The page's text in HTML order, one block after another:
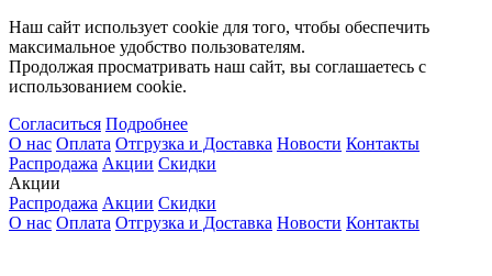
Наш сайт использует cookie для того, чтобы обеспечить
максимальное удобство пользователям.
Продолжая просматривать наш сайт, вы соглашаетесь с
использованием cookie.
Согласиться Подробнее
О нас Оплата Отгрузка и Доставка Новости Контакты
Распродажа Акции Скидки
Акции
Распродажа Акции Скидки
О нас Оплата Отгрузка и Доставка Новости Контакты